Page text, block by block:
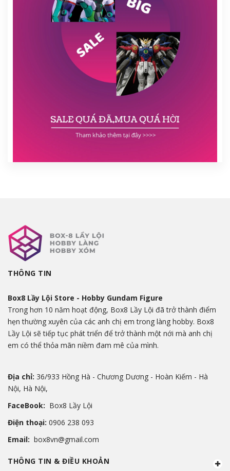
THÔNG TIN
Box8 Lầy Lội Store - Hobby Gundam Figure
Trong hơn 10 năm hoạt động, Box8 Lầy Lội đã trở thành điểm
hẹn thường xuyên của các anh chị em trong làng hobby. Box8
Lầy Lội sẽ tiếp tục phát triển để trở thành một nới mà anh chị
em có thể thỏa mãn niềm đam mê của mình.
Địa chỉ: 36/933 Hồng Hà - Chương Dương - Hoàn Kiếm - Hà
Nội, Hà Nội,
FaceBook: Box8 Lầy Lội
Điện thoại: 0906 238 093
Email: box8vn@gmail.com
THÔNG TIN & ĐIỀU KHOẢN